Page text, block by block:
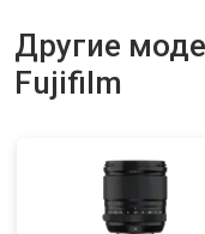
Другие
Fujifilm